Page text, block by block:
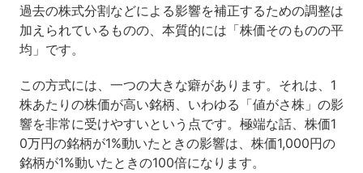
過去の株式分割などによる影響を補正するための調整は
加えられているものの、本質的には「株価そのものの平
均」です。
この方式には、一つの大きな癖があります。それは、1
株あたりの株価が高い銘柄、いわゆる「値がさ株」の影
響を非常に受けやすいという点です。極端な話、株価1
0万円の銘柄が1%動いたときの影響は、株価1,000円の
銘柄が1%動いたときの100倍になります。